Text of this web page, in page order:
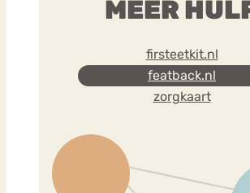
MEER
firsteetkit.nl
featback.nl
zorgkaart